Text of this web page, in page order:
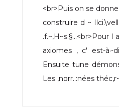
<br>Puis on se
construire d ~
axiomes , c' est-à·-
Ensuite tune
Les ,norr..:nées